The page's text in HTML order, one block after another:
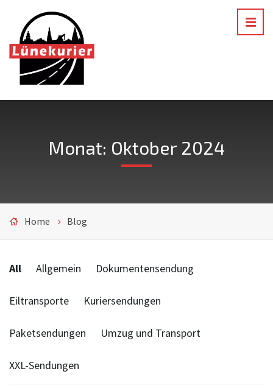
Monat: Oktober 2024
Home Blog
All Allgemein Dokumentensendung
Eiltransporte Kuriersendungen
Paketsendungen Umzug und Transport
XXL-Sendungen